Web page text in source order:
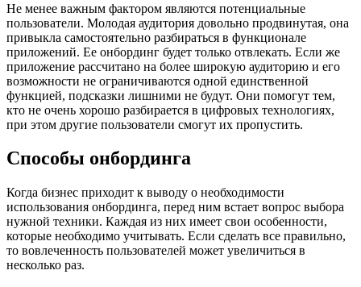
Не менее важным фактором являются потенциальные
пользователи. Молодая аудитория довольно продвинутая, она
привыкла самостоятельно разбираться в функционале
приложений. Ее онбординг будет только отвлекать. Если же
приложение рассчитано на более широкую аудиторию и его
возможности не ограничиваются одной единственной
функцией, подсказки лишними не будут. Они помогут тем,
кто не очень хорошо разбирается в цифровых технологиях,
при этом другие пользователи смогут их пропустить.
Способы онбординга
Когда бизнес приходит к выводу о необходимости
использования онбординга, перед ним встает вопрос выбора
нужной техники. Каждая из них имеет свои особенности,
которые необходимо учитывать. Если сделать все правильно,
то вовлеченность пользователей может увеличиться в
несколько раз.